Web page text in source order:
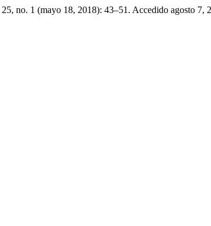
25, no. 1 (mayo 18, 2018): 43–51. Accedido agosto 7,